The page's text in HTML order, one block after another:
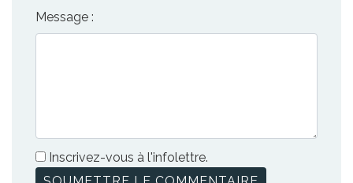
Message :
Inscrivez-vous à l'infolettre.